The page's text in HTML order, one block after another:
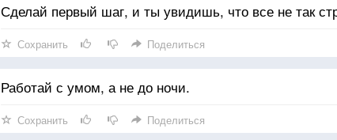
Сделай первый шаг, и ты увидишь, что все не так
Сохранить Поделиться
Работай с умом, а не до ночи.
Сохранить Поделиться